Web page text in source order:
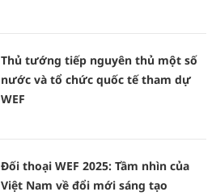
Thủ tướng tiếp nguyên thủ một số
nước và tổ chức quốc tế tham dự
WEF
Đối thoại WEF 2025: Tầm nhìn của
Việt Nam về đổi mới sáng tạo